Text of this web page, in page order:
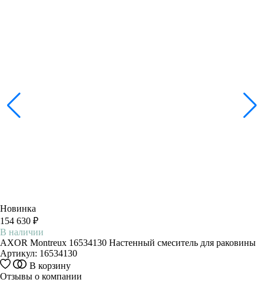
Новинка
154 630 ₽
В наличии
AXOR Montreux 16534130 Настенный смеситель для раковины
Артикул: 16534130
В корзину
Отзывы о компании